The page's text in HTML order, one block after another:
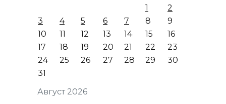
Август 2026
1
2
3
4 5 6 7 8
9
10
11 12 13 14 15
16
17
18 19 20 21 22
23
24
25 26 27 28 29
30
31